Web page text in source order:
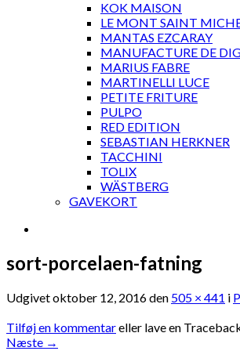
KOK MAISON
LE MONT SAINT
MANTAS EZCARAY
MANUFACTURE DE
MARIUS FABRE
MARTINELLI LUCE
PETITE FRITURE
PULPO
RED EDITION
SEBASTIAN HERKNER
TACCHINI
TOLIX
WÄSTBERG
GAVEKORT
sort-porcelaen-fatning
Udgivetoktober 12, 2016den 505 × 441 i
Tilføj en kommentareller lave en
Næste →